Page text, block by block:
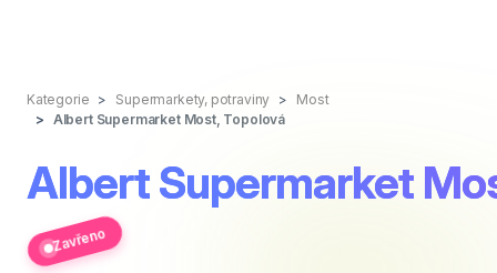
Kategorie Supermarkety, potraviny
Most
Albert Supermarket Most, Topolová
Albert Supermarket
Zavřeno